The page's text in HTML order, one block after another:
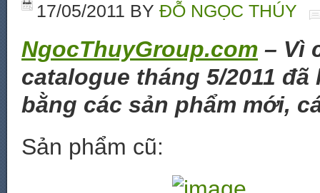
17/05/2011 BY ĐỖ NGỌC THÚY
NgocThuyGroup.com – Vì
catalogue tháng 5/2011
bằng các sản phẩm mới,
Sản phẩm cũ: